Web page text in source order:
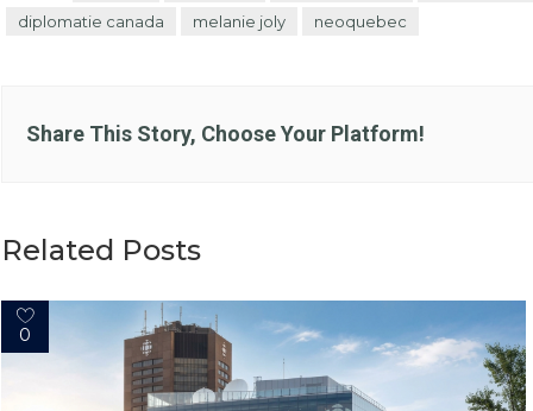
diplomatie canada
melanie joly neoquebec
Share This Story, Choose Your Platform!
Related Posts
0